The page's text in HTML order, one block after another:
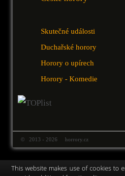
Skutečné události
Duchařské horory
Horory o upírech
Horory - Komedie
© 2013 - 2026 horrory.cz
This website makes use of cookies to